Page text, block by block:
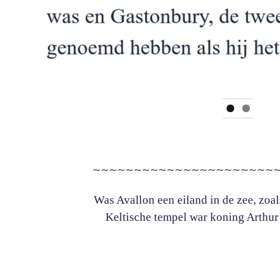
Was Avallon een eiland in de zee,
Keltische tempel war koning